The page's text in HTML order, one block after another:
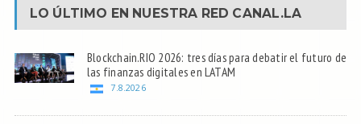
LO ÚLTIMO EN NUESTRA RED CANAL.LA
Blockchain.RIO 2026: tres días para debatir el futuro de
las finanzas digitales en LATAM
7.8.2026